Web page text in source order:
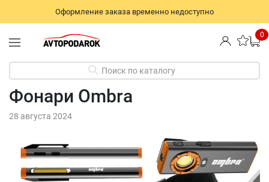
Оформление заказа временно недоступно
0
Поиск по каталогу
Фонари Ombra
28 августа 2024